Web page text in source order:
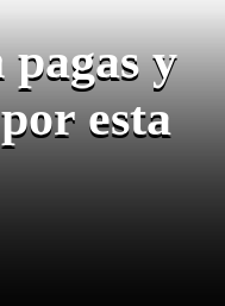
y
esta